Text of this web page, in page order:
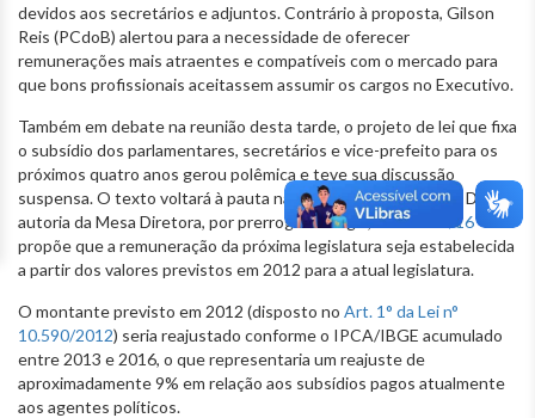
devidos aos secretários e adjuntos. Contrário à proposta, Gilson
Reis (PCdoB) alertou para a necessidade de oferecer
remunerações mais atraentes e compatíveis com o mercado para
que bons profissionais aceitassem assumir os cargos no Executivo.
Também em debate na reunião desta tarde, o projeto de lei que fixa
o subsídio dos parlamentares, secretários e vice-prefeito para os
próximos quatro anos gerou polêmica e teve sua discussão
suspensa. O texto voltará à pauta na próxima 4ª-feira (7/12). De
autoria da Mesa Diretora, por prerrogativa legal, oPL 2054/16
propõe que a remuneração da próxima legislatura seja estabelecida
a partir dos valores previstos em 2012 para a atual legislatura.
O montante previsto em 2012 (disposto no Art. 1° da Lei n°
10.590/2012) seria reajustado conforme o IPCA/IBGE acumulado
entre 2013 e 2016, o que representaria um reajuste de
aproximadamente 9% em relação aos subsídios pagos atualmente
aos agentes políticos.